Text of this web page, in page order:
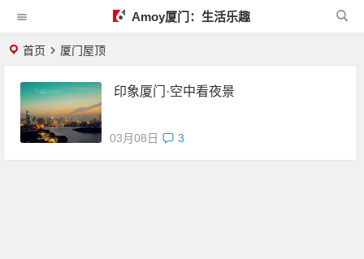
Amoy厦门：生活乐趣
首页 厦门屋顶
印象厦门·空中看夜景
03月08日 3